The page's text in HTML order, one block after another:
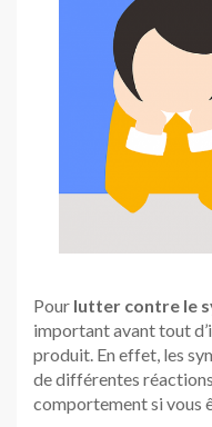
Pour lutter contre le
important avant tout
produit. En effet, les
de différentes
comportement si vous